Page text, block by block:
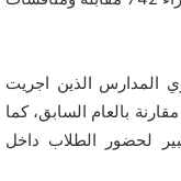
أن 81.6% من مديري المدارس الذين اجريت
بالعام السابق، كما
كبير لحضور الطلاب داخل